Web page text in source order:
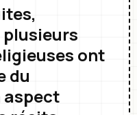
ont
du
aspect